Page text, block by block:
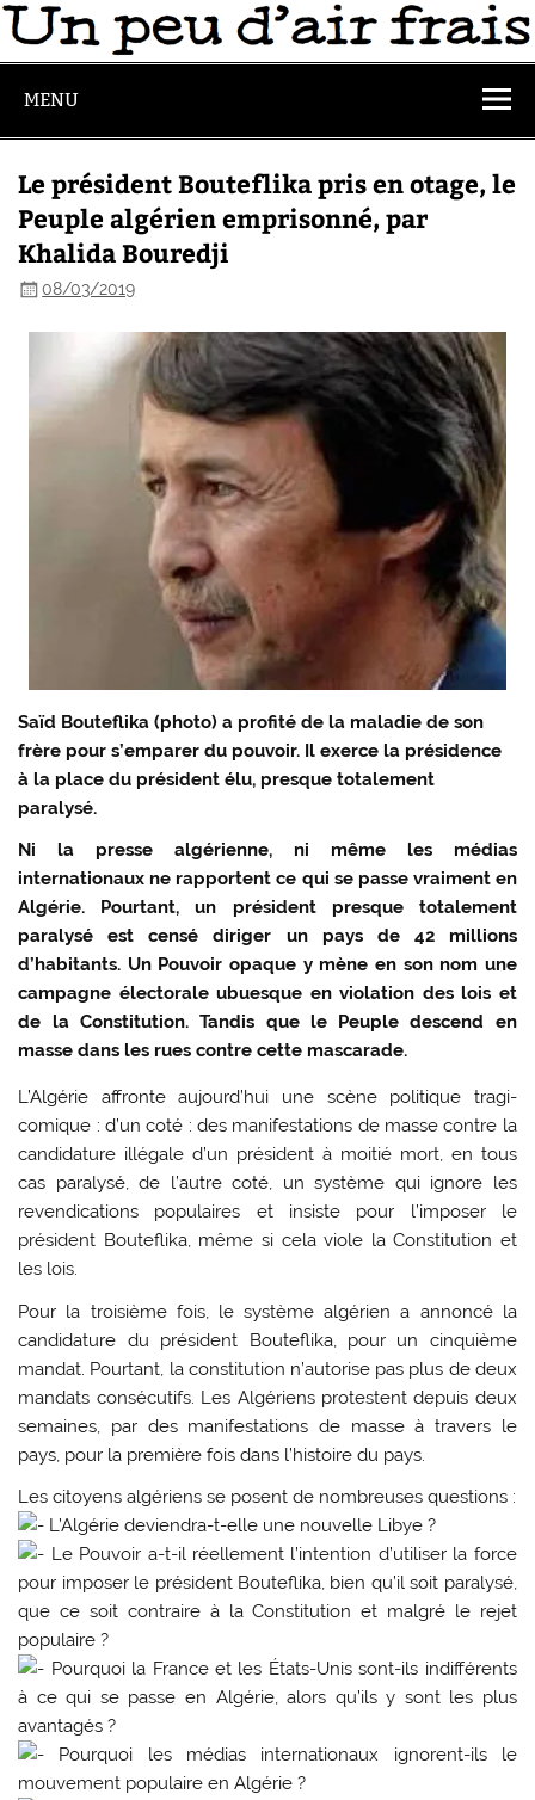
MENU
Le président Bouteflika pris en otage, le
Peuple algérien emprisonné, par
Khalida Bouredji
08/03/2019
Saïd Bouteflika (photo) a profité de la maladie de son
frère pour s’emparer du pouvoir. Il exerce la présidence
à la place du président élu, presque totalement
paralysé.
Ni la presse algérienne, ni même les médias
internationaux ne rapportent ce qui se passe vraiment en
Algérie. Pourtant, un président presque totalement
paralysé est censé diriger un pays de 42 millions
d’habitants. Un Pouvoir opaque y mène en son nom une
campagne électorale ubuesque en violation des lois et
de la Constitution. Tandis que le Peuple descend en
masse dans les rues contre cette mascarade.
L’Algérie affronte aujourd’hui une scène politique tragi-
comique : d’un coté : des manifestations de masse contre la
candidature illégale d’un président à moitié mort, en tous
cas paralysé, de l’autre coté, un système qui ignore les
revendications populaires et insiste pour l’imposer le
président Bouteflika, même si cela viole la Constitution et
les lois.
Pour la troisième fois, le système algérien a annoncé la
candidature du président Bouteflika, pour un cinquième
mandat. Pourtant, la constitution n’autorise pas plus de deux
mandats consécutifs. Les Algériens protestent depuis deux
semaines, par des manifestations de masse à travers le
pays, pour la première fois dans l’histoire du pays.
Les citoyens algériens se posent de nombreuses questions :
L’Algérie deviendra-t-elle une nouvelle Libye ?
Le Pouvoir a-t-il réellement l’intention d’utiliser la force
pour imposer le président Bouteflika, bien qu’il soit paralysé,
que ce soit contraire à la Constitution et malgré le rejet
populaire ?
Pourquoi la France et les États-Unis sont-ils indifférents
à ce qui se passe en Algérie, alors qu’ils y sont les plus
avantagés ?
Pourquoi les médias internationaux ignorent-ils le
mouvement populaire en Algérie ?